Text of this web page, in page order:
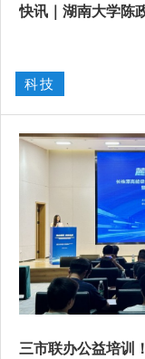
快讯｜湖南大学陈
科技
三市联办公益培训